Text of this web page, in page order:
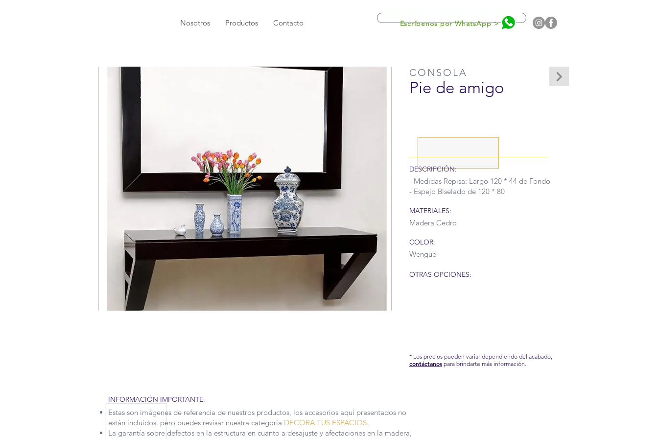
Nosotros Productos Contacto Escríbenos por WhatsApp >
CONSOLA
Pie de amigo
DESCRIPCIÓN:
- Medidas Repisa: Largo 120 * 44 de Fondo
- Espejo Biselado de 120 * 80
MATERIALES:
Madera Cedro
COLOR:
Wengue
OTRAS OPCIONES:
* Los precios pueden variar dependiendo del acabado,
contáctanos para brindarte más información.
INFORMACIÓN IMPORTANTE:
Estas son imágenes de referencia de nuestros productos, los accesorios aquí presentados no
están incluidos, pero puedes revisar nuestra categoría DECORA TUS ESPACIOS.
La garantía sobre defectos en la estructura en cuanto a desajuste y afectaciones en la madera,